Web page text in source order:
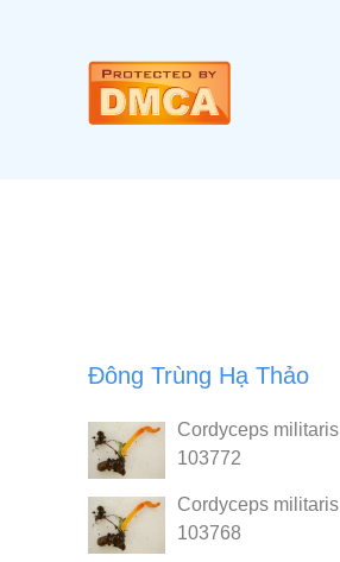
Đông Trùng Hạ Thảo
Cordyceps
103772
Cordyceps
103768